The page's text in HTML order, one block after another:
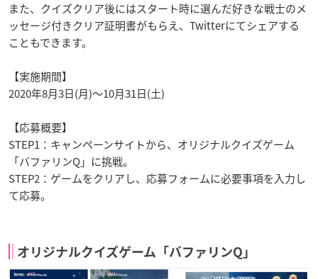
また、クイズクリア後にはスタート時に選んだ好きな戦士のメ
ッセージ付きクリア証明書がもらえ、Twitterにてシェアする
こともできます。
【実施期間】
2020年8月3日(月)～10月31日(土)
【応募概要】
STEP1：キャンペーンサイトから、オリジナルクイズゲーム
「バファリンQ」に挑戦。
STEP2：ゲームをクリアし、応募フォームに必要事項を入力し
て応募。
オリジナルクイズゲーム「バファリンQ」